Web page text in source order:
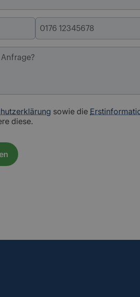
sowie die
diese.